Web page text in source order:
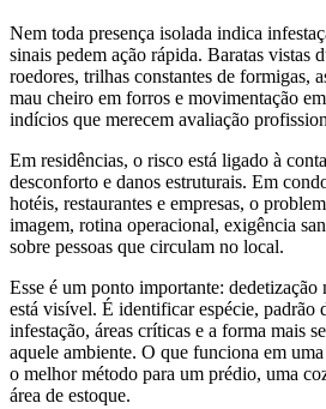
Nem toda presença isolada indica
sinais pedem ação rápida. Baratas vistas
roedores, trilhas constantes de formigas,
mau cheiro em forros e movimentação
indícios que merecem avaliação
Em residências, o risco está ligado à
desconforto e danos estruturais. Em
hotéis, restaurantes e empresas, o
imagem, rotina operacional, exigência
sobre pessoas que circulam no local.
Esse é um ponto importante:
está visível. É identificar espécie, padrão
infestação, áreas críticas e a forma mais
aquele ambiente. O que funciona em
o melhor método para um prédio, uma
área de estoque.